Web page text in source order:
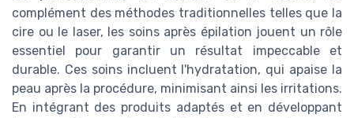
complément des méthodes traditionnelles telles que la
cire ou le laser, les soins après épilation jouent un rôle
essentiel pour garantir un résultat impeccable et
durable. Ces soins incluent l'hydratation, qui apaise la
peau après la procédure, minimisant ainsi les irritations.
En intégrant des produits adaptés et en développant